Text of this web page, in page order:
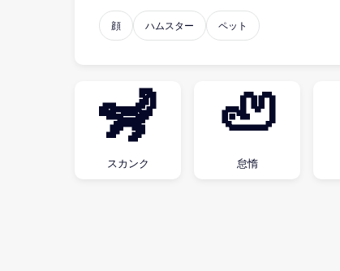
顔 ハムスター ペット
🦨
スカンク
🦥
怠惰